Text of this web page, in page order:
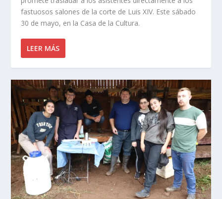
fastuosos salones de la corte de Luis XIV. Este sábado
30 de mayo, en la Casa de la Cultura.
LEER MÁS